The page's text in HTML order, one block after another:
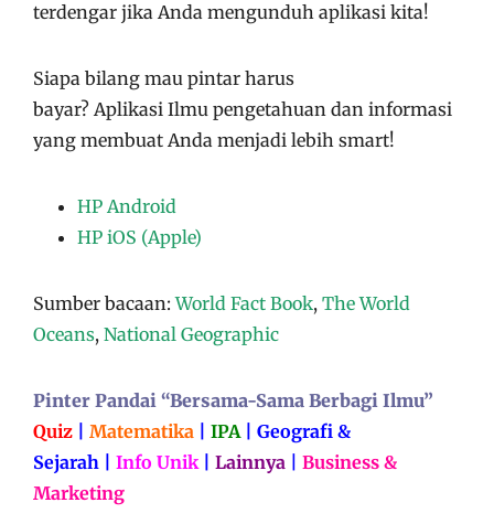
terdengar jika Anda mengunduh aplikasi kita!
Siapa bilang mau pintar harus
bayar? Aplikasi Ilmu pengetahuan dan informasi
yang membuat Anda menjadi lebih smart!
HP Android
HP iOS (Apple)
Sumber bacaan:World Fact Book, The World
Oceans, National Geographic
Pinter Pandai “Bersama-Sama Berbagi Ilmu”
Quiz
Matematika IPA| Geografi &
Sejarah
Info Unik Lainnya
Business &
Marketing